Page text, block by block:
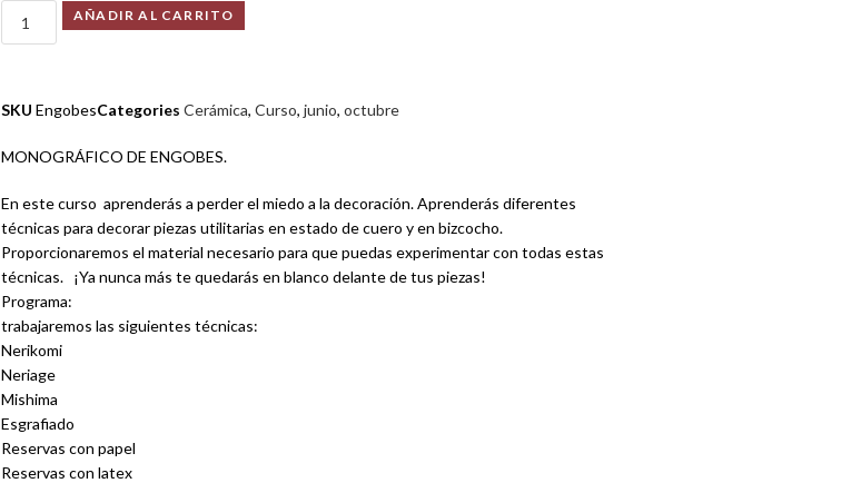
AÑADIR AL CARRITO
SKU EngobesCategories Cerámica, Curso, junio, octubre
MONOGRÁFICO DE ENGOBES.
En este curso aprenderás a perder el miedo a la decoración. Aprenderás diferentes
técnicas para decorar piezas utilitarias en estado de cuero y en bizcocho.
Proporcionaremos el material necesario para que puedas experimentar con todas estas
técnicas. ¡Ya nunca más te quedarás en blanco delante de tus piezas!
Programa:
trabajaremos las siguientes técnicas:
Nerikomi
Neriage
Mishima
Esgrafiado
Reservas con papel
Reservas con latex